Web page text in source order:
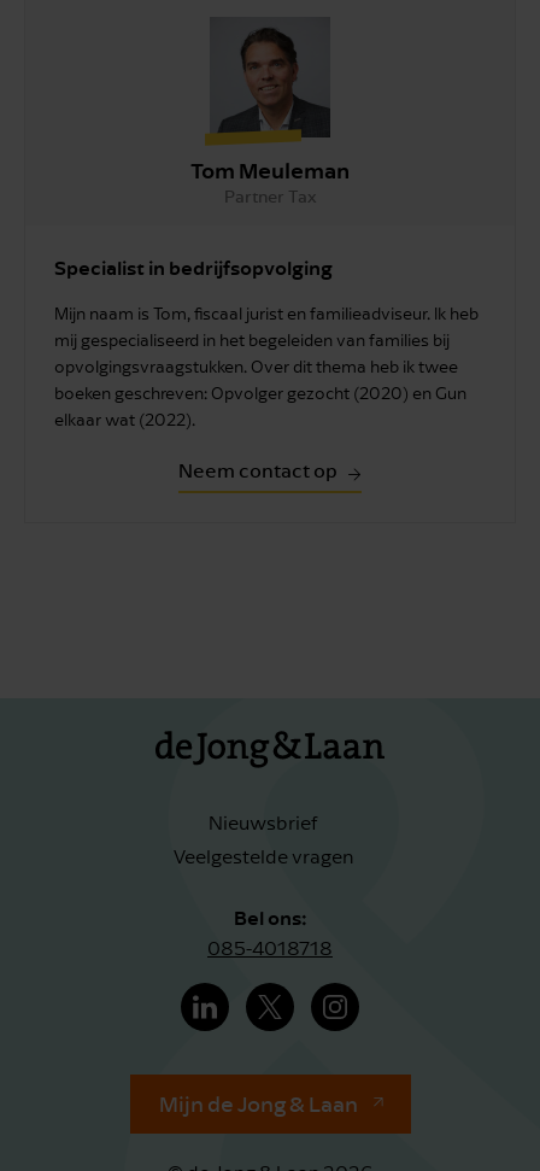
Tom Meuleman
Partner Tax
Specialist in bedrijfsopvolging
Mijn naam is Tom, fiscaal jurist en familieadviseur. Ik heb
mij gespecialiseerd in het begeleiden van families bij
opvolgingsvraagstukken. Over dit thema heb ik twee
boeken geschreven: Opvolger gezocht (2020) en Gun
elkaar wat (2022).
Neem contact op
Nieuwsbrief
Veelgestelde vragen
Bel ons:
085-4018718
Mijn de Jong & Laan